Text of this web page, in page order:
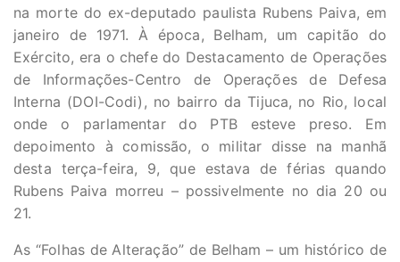
na morte do ex-deputado paulista Rubens Paiva, em
janeiro de 1971. À época, Belham, um capitão do
Exército, era o chefe do Destacamento de Operações
de Informações-Centro de Operações de Defesa
Interna (DOI-Codi), no bairro da Tijuca, no Rio, local
onde o parlamentar do PTB esteve preso. Em
depoimento à comissão, o militar disse na manhã
desta terça-feira, 9, que estava de férias quando
Rubens Paiva morreu – possivelmente no dia 20 ou
21.
As “Folhas de Alteração” de Belham – um histórico de